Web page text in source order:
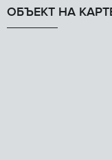
ОБЪЕКТ НА